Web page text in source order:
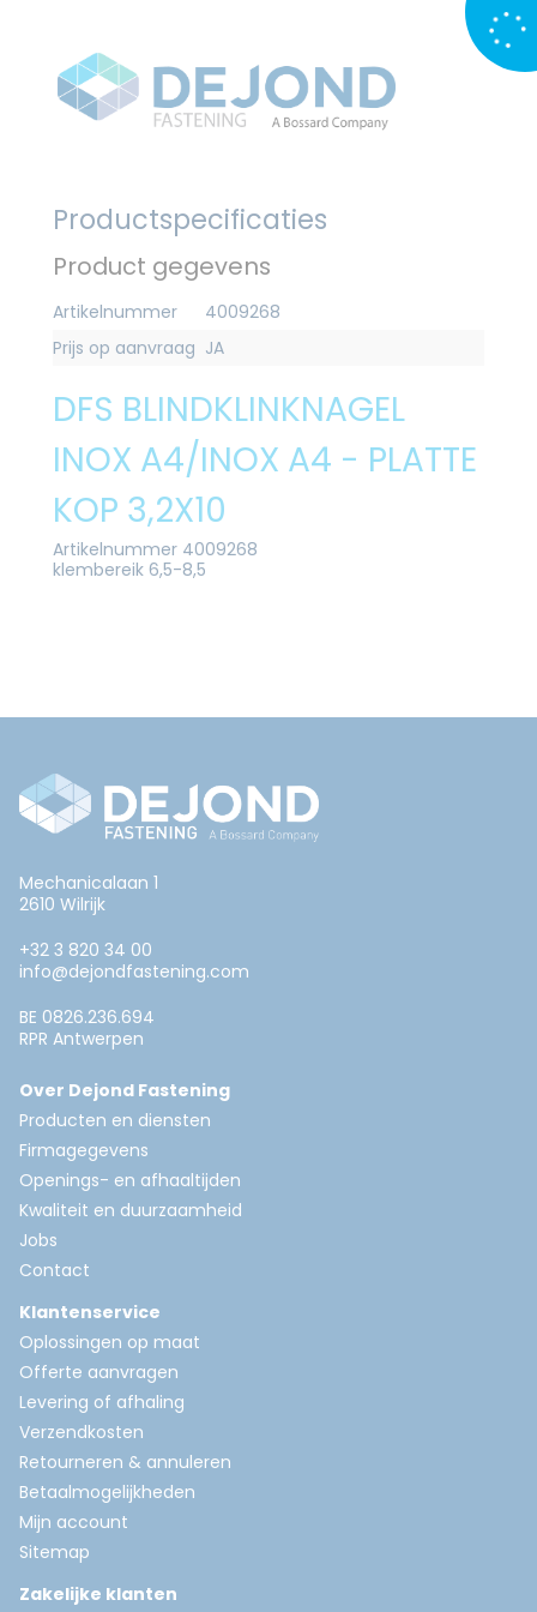
Productspecificaties
Product gegevens
Artikelnummer
4009268
Prijs op aanvraag JA
DFS BLINDKLINKNAGEL
INOX A4/INOX A4 - PLATTE
KOP 3,2X10
Artikelnummer 4009268
klembereik 6,5-8,5
Mechanicalaan 1
2610 Wilrijk
+32 3 820 34 00
info@dejondfastening.com
BE 0826.236.694
RPR Antwerpen
Over Dejond Fastening
Producten en diensten
Firmagegevens
Openings- en afhaaltijden
Kwaliteit en duurzaamheid
Jobs
Contact
Klantenservice
Oplossingen op maat
Offerte aanvragen
Levering of afhaling
Verzendkosten
Retourneren & annuleren
Betaalmogelijkheden
Mijn account
Sitemap
Zakelijke klanten